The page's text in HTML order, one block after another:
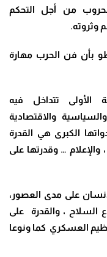
من أجل التحكم
وثروته.
بأن فن الحرب مهارة
الأولى تتداخل فيه
والاقتصادية
الكبرى هي القدرة
والإعلام … وقدرتها على
على مدى العصور،
السلاح ، والقدرة على
العسكري كما ونوعا